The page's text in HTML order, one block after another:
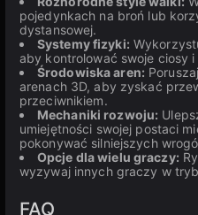
pojedynkach na broń lub
dystansowej.
Systemy fizyki:
aby kontrolować swoje ciosy
Środowiska aren:
arenach 3D, aby zyskać
przeciwnikiem.
Mechaniki rozwoju:
umiejętności swojej postaci
pokonywać silniejszych
Opcje dla wielu graczy:
wyzywaj innych graczy w
FAQ